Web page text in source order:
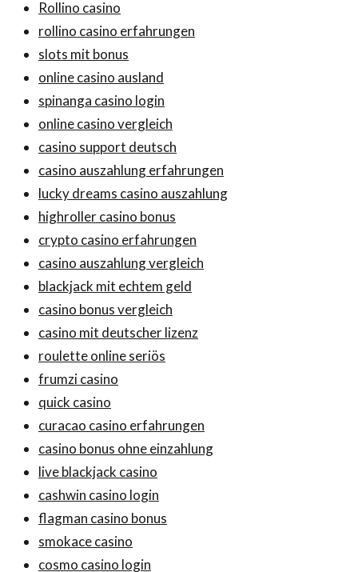
Rollino casino
rollino casino erfahrungen
slots mit bonus
online casino ausland
spinanga casino login
online casino vergleich
casino support deutsch
casino auszahlung erfahrungen
lucky dreams casino auszahlung
highroller casino bonus
crypto casino erfahrungen
casino auszahlung vergleich
blackjack mit echtem geld
casino bonus vergleich
casino mit deutscher lizenz
roulette online seriös
frumzi casino
quick casino
curacao casino erfahrungen
casino bonus ohne einzahlung
live blackjack casino
cashwin casino login
flagman casino bonus
smokace casino
cosmo casino login